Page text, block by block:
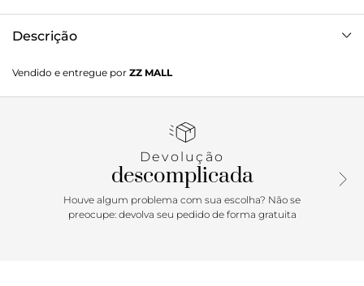
Descrição
Possui cabedal com tiras sobre os dedos, que se cruzam e
se conectam ao centro, com design de elo. Com detalhe
rasteiro emborrachado e levemente tratorado, traz palmilha
Comfy, moderninha e elegante, a papete Anacapri será a
sua primeira escolha para curtir momentos incríveis na
temporada! De calce easy, ela traz frescor e leveza para os
seus pés, sem contar com o charme das tiras imponentes
Vendido e entregue por ZZ MALL
Devolução
descomplicada
Houve algum problema com sua escolha? Não se
preocupe: devolva seu pedido de forma gratuita